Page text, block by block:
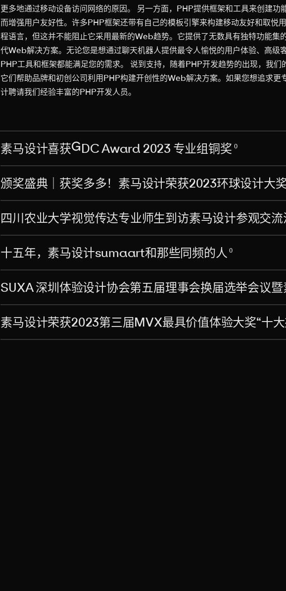
更多地通过移动设备访问网络的原因。 另一方面，PHP提供框架和工具来创建功
而增强用户友好性。许多PHP框架还带有自己的模板引擎来构建移动友好和取悦
程语言，但这并不能阻止它采用最新的Web趋势。它提供了无数具有独特功能集
代Web解决方案。无论您是想通过聊天机器人提供最令人愉悦的用户体验、高级
PHP工具和框架都能满足您的需求。 说到支持，随着PHP开发趋势的出现，我们
它们帮助品牌和初创公司利用PHP构建开创性的Web解决方案。如果您想追求更
计聘请我们经验丰富的PHP开发人员。
素马设计喜获GDC Award 2023 专业组铜奖 0
颁奖盛典｜获奖多多！素马设计荣获2023环球设计大
四川农业大学视觉传达专业师生到访素马设计参观交
十五年，素马设计sumaart和那些同频的人 0
SUXA 深圳体验设计协会第五届理事会换届选举会议
素马设计荣获2023第三届MVX最具价值体验大奖“十